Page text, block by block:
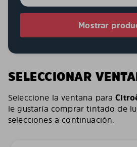
Mostrar
SELECCIONAR
Seleccione la ventana para
le gustaría comprar tintado de
selecciones a continuación.